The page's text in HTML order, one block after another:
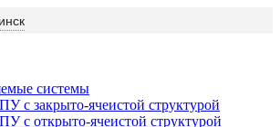
системы
с закрыто-ячеистой структурой
с открыто-ячеистой структурой